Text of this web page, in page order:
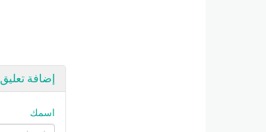
إضافة تعليق
اسمك